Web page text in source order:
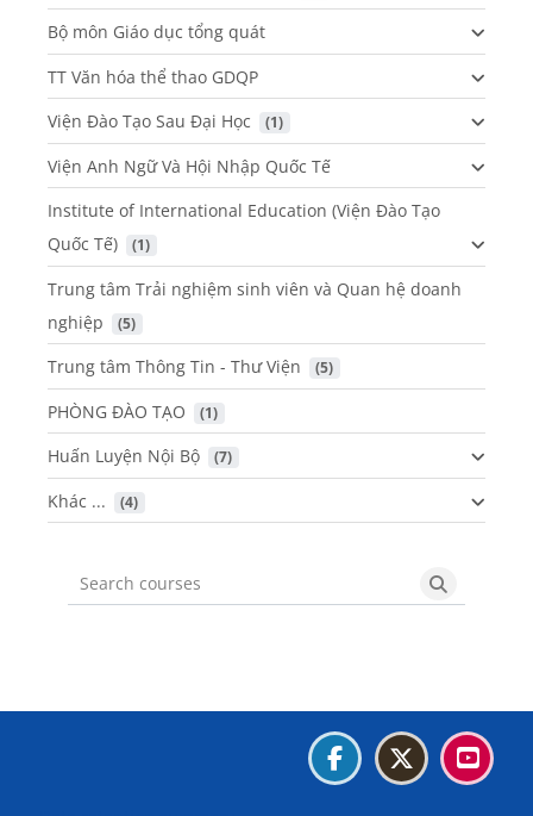
Bộ môn Giáo dục tổng quát
TT Văn hóa thể thao GDQP
Viện Đào Tạo Sau Đại Học
(1)
Viện Anh Ngữ Và Hội Nhập Quốc Tế
Institute of International Education (Viện Đào Tạo
Quốc Tế)
(1)
Trung tâm Trải nghiệm sinh viên và Quan hệ doanh
nghiệp
(5)
Trung tâm Thông Tin - Thư Viện (5)
PHÒNG ĐÀO TẠO (1)
Huấn Luyện Nội Bộ (7)
Khác ... (4)
Search courses Search